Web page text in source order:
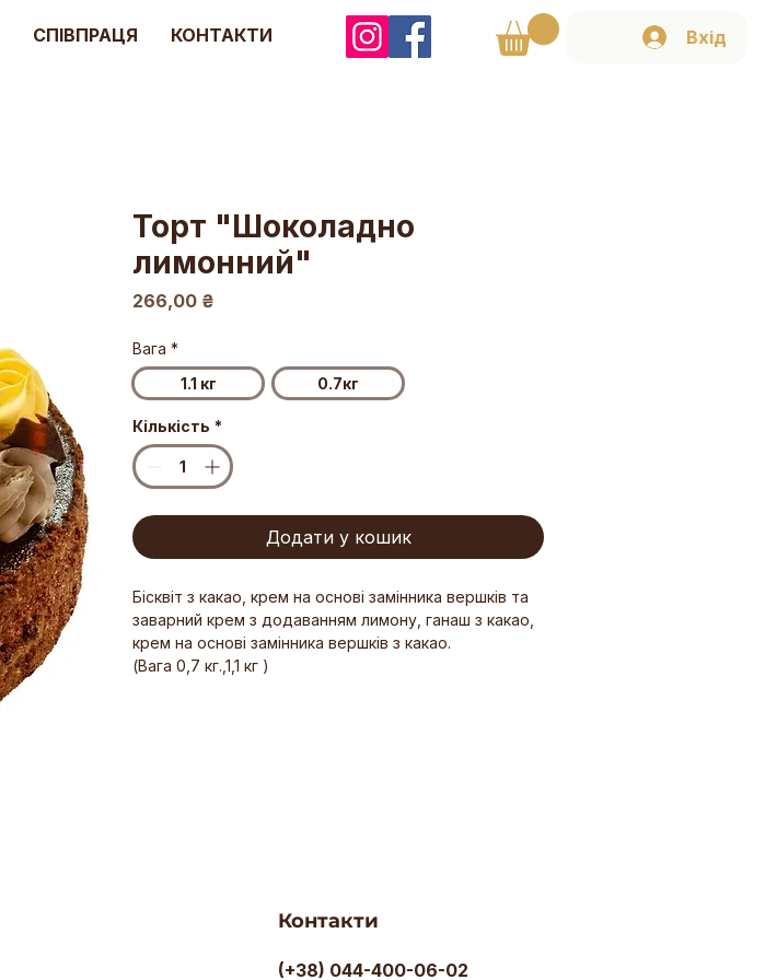
СПІВПРАЦЯ КОНТАКТИ Вхід
Торт "Шоколадно
лимонний"
266,00 ₴
Вага *
1.1 кг
0.7кг
Кількість *
Додати у кошик
Бісквіт з какао, крем на основі замінника вершків та
заварний крем з додаванням лимону, ганаш з какао,
крем на основі замінника вершків з какао.
(Вага 0,7 кг.,1,1 кг )
Контакти
(+38) 044-400-06-02